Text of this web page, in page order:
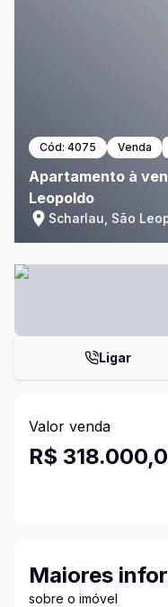
Cód: 4075 Venda
Apartamento à
Leopoldo
Scharlau, São
Ligar
Valor venda
R$
Maiores
sobre o imóvel